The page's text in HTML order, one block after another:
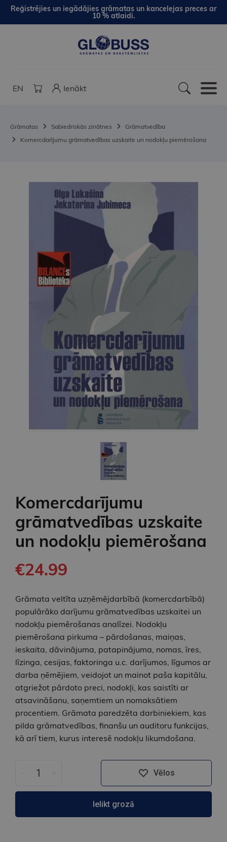
Reģistrējies un iegādājies grāmatas un kancelejas preces ar
10 % atlaidi.
EN Ienākt
Grāmatas Sabiedriskās zinātnes
Grāmatvedība
Komercdarījumu grāmatvedības uzskaite un nodokļu piemērošana
Komercdarījumu
grāmatvedības uzskaite
un nodokļu piemērošana
€24.99
Grāmata veltīta uzņēmējdarbībā (komercdarbībā)
populārāko darījumu grāmatvedības uzskaitei un
nodokļu piemērošanas analīzei. Nodokļu
piemērošana pirkuma – pārdošanas, maiņas,
ieskaita, dāvinājuma, patapinājuma, nomas, īres,
līzinga, cesijas, faktoringa u.c. darījumos, līgumos ar
darba ņēmējiem, veidojot un mainot paša kapitālu,
atgriežot pārdoto preci, nodokļi, kas saistīti ar
atsavināšanu, saņemtiem un nomaksātiem
procentiem. Grāmata paredzēta darbiniekiem, kas
pilda grāmatvedības, finanšu un auditoru funkcijas,
kā arī tiem, kurus interesē nodokļu likumdošana.
Vēlos
Ielikt grozā